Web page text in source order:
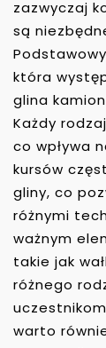
zazwyczaj
są
która
glina
Każdy
co wpływa
kursów
gliny, co
różnymi
ważnym
takie jak
różnego
warto